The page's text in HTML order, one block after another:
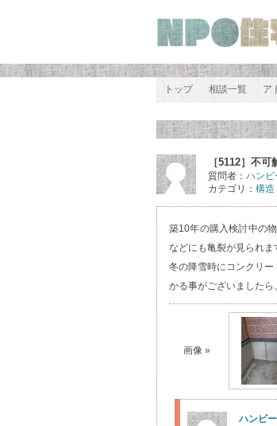
トップ 相談一覧 ア
［5112］不
質問者： ハンビ
カテゴリ： 構造
築10年の購入検討中の
などにも亀裂が見られ
冬の降雪時にコンクリ
かる事がございましたら
画像 »
ハンビー